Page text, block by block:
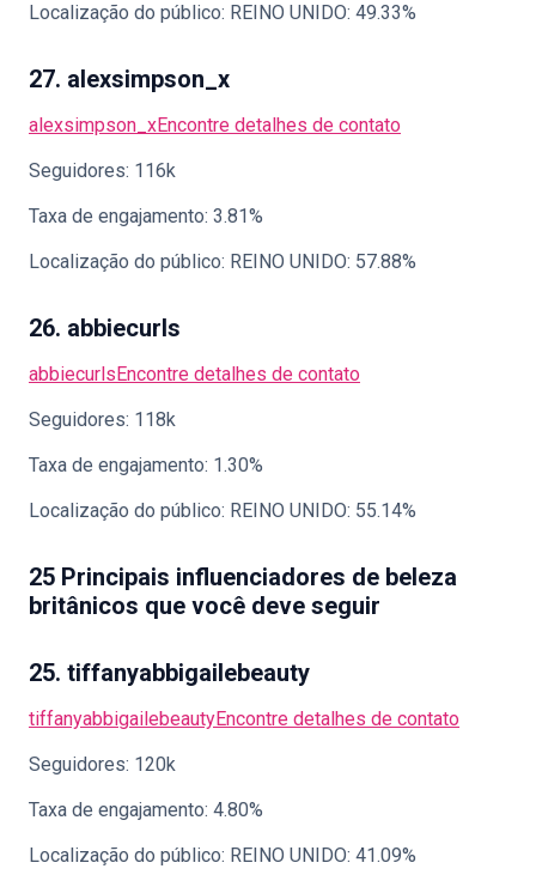
Localização do público: REINO UNIDO: 49.33%
27. alexsimpson_x
alexsimpson_xEncontre detalhes de contato
Seguidores: 116k
Taxa de engajamento: 3.81%
Localização do público: REINO UNIDO: 57.88%
26. abbiecurls
abbiecurlsEncontre detalhes de contato
Seguidores: 118k
Taxa de engajamento: 1.30%
Localização do público: REINO UNIDO: 55.14%
25 Principais influenciadores de beleza
britânicos que você deve seguir
25. tiffanyabbigailebeauty
tiffanyabbigailebeautyEncontre detalhes de contato
Seguidores: 120k
Taxa de engajamento: 4.80%
Localização do público: REINO UNIDO: 41.09%